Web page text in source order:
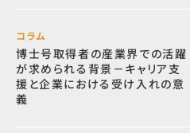
コラム
博士号取得者の産業界での活躍
が求められる背景－キャリア支
援と企業における受け入れの意
義